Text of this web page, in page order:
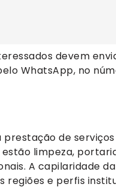
devem
WhatsApp, no
prestação de
limpeza,
A capilaridade
e perfis